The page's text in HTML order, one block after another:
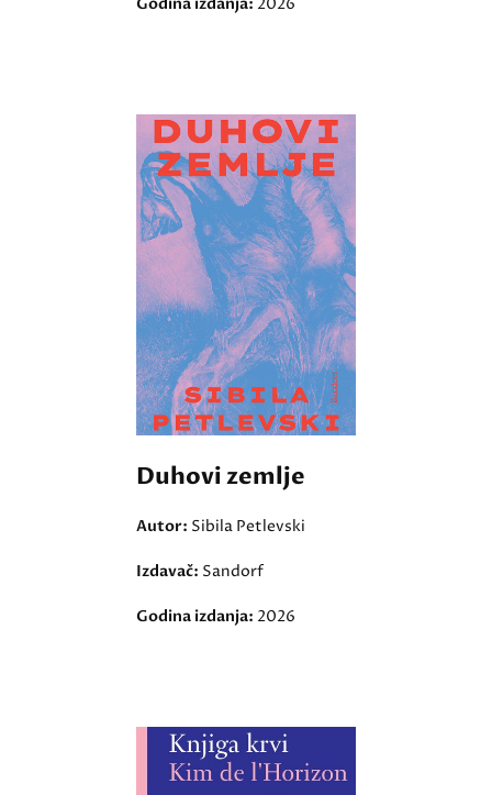
Duhovi zemlje
Autor: Sibila Petlevski
Izdavač: Sandorf
Godina izdanja: 2026